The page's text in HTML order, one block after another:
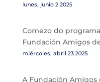
lunes, junio 2 2025
Comezo do programa
Fundación Amigos
miércoles, abril 23 2025
A Fundación Amigos